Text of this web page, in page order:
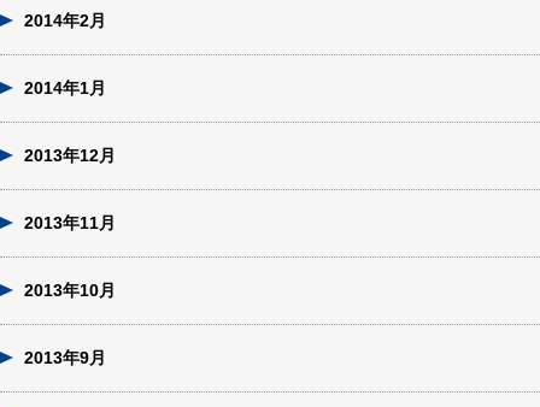
2014年2月
2014年1月
2013年12月
2013年11月
2013年10月
2013年9月